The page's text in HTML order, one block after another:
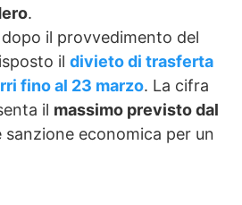
.
il provvedimento del
il divieto di trasferta
fino al 23 marzo. La cifra
il massimo previsto dal
sanzione economica per un